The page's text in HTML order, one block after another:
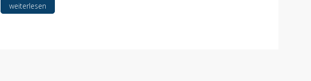
weiterlesen